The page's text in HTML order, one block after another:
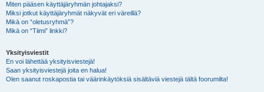
Miten pääsen käyttäjäryhmän johtajaksi?
Miksi jotkut käyttäjäryhmät näkyvät eri väreillä?
Mikä on “oletusryhmä”?
Mikä on “Tiimi” linkki?
Yksityisviestit
En voi lähettää yksityisviestejä!
Saan yksityisviestejä joita en halua!
Olen saanut roskapostia tai väärinkäytöksiä sisältäviä viestejä tältä foorumilta!